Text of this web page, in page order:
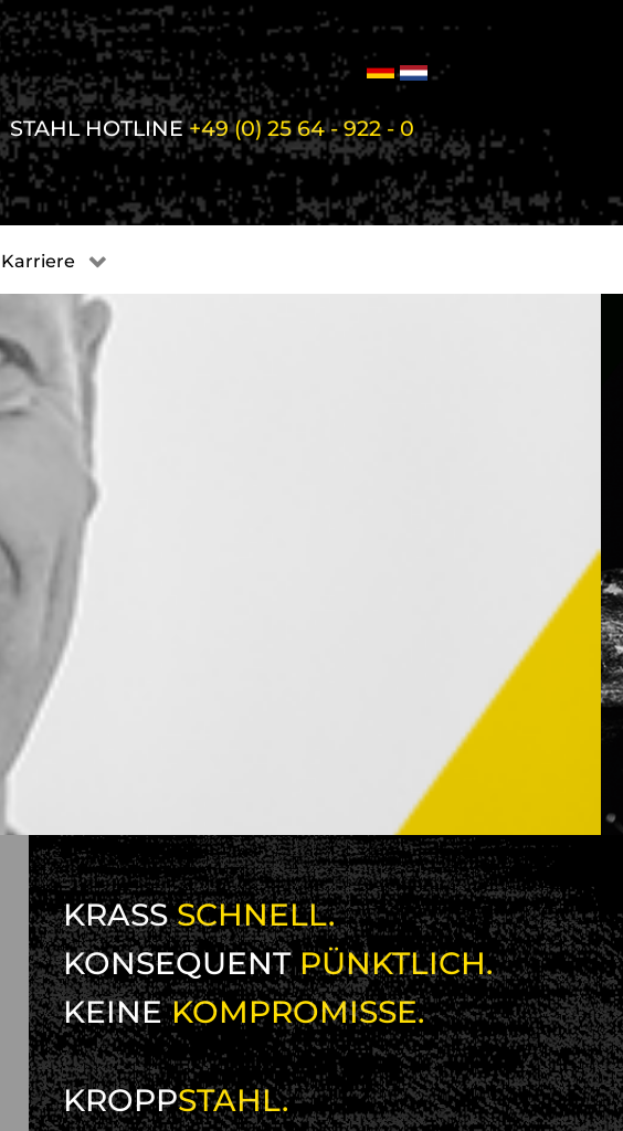
STAHL HOTLINE+49 (0) 25 64 - 922 - 0
Karriere
KRASSSCHNELL.
KONSEQUENTPÜNKTLICH.
KEINEKOMPROMISSE.
KROPPSTAHL.